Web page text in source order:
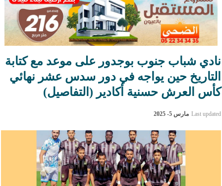
نادي شباب جنوب بوجدور على موعد مع كتابة
التاريخ حين يواجه في دور سدس عشر نهائي
كأس العرش حسنية أكادير (التفاصيل)
Last updated مارس 5- 2025